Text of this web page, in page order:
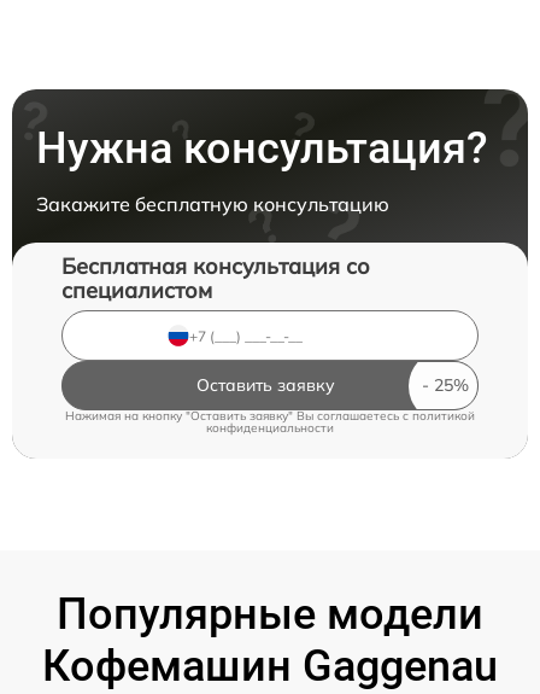
Нужна консультация?
Закажите бесплатную консультацию
Бесплатная консультация со
специалистом
Оставить заявку
Нажимая на кнопку "Оставить заявку" Вы соглашаетесь cполитикой
конфиденциальности
Популярные модели
Кофемашин Gaggenau